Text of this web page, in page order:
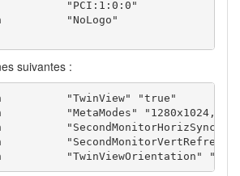
suivantes :
Option 		"TwinViewOrientation"